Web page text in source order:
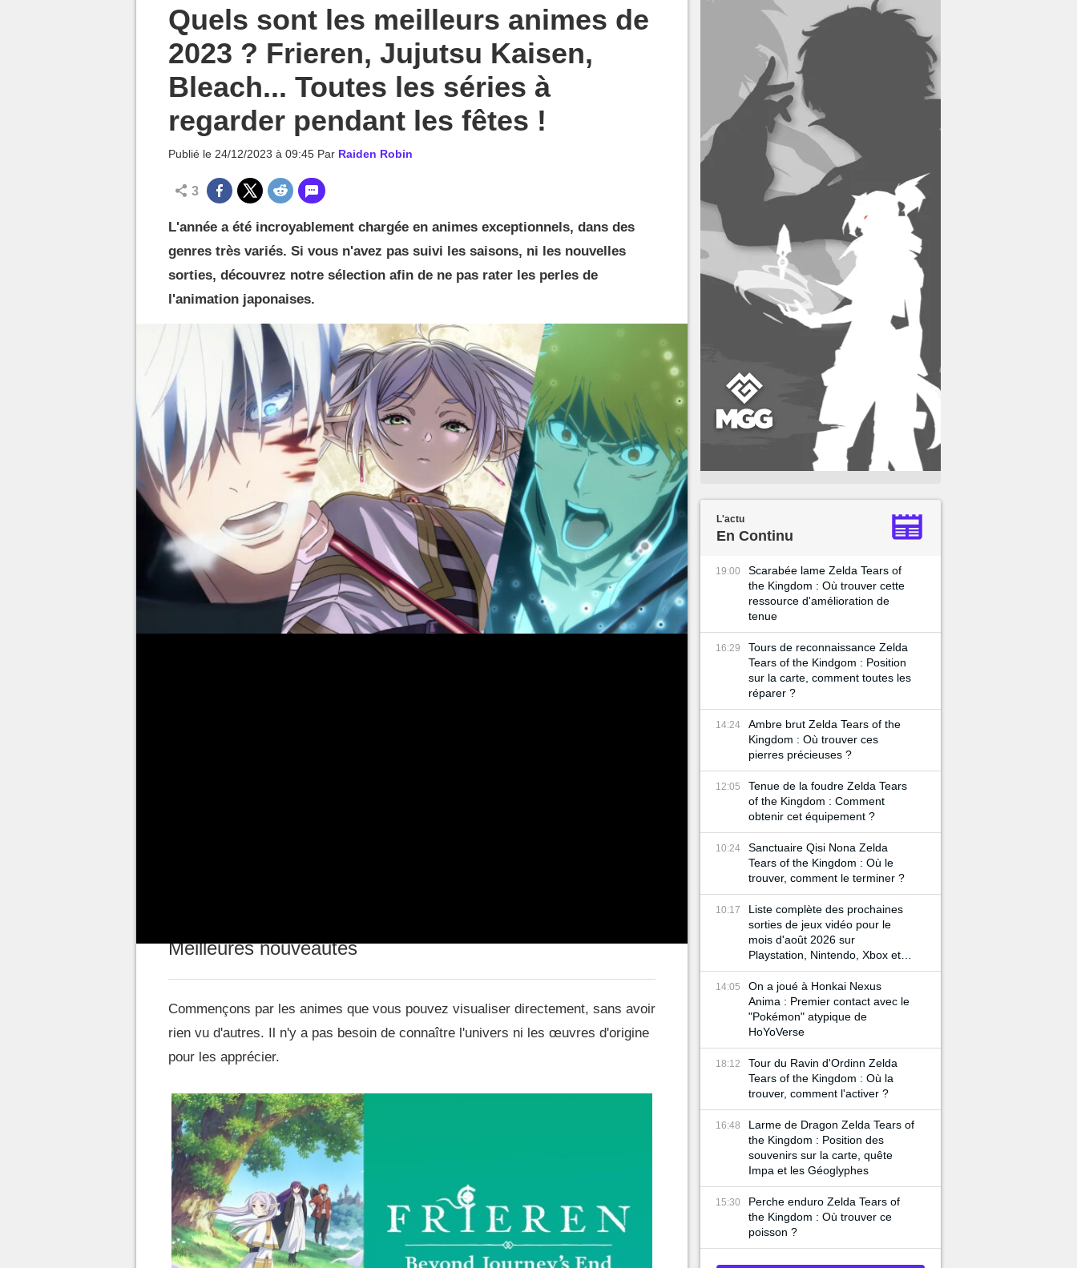
Quels sont les meilleurs animes de
2023 ? Frieren, Jujutsu Kaisen,
Bleach... Toutes les séries à
regarder pendant les fêtes !
Publié le 24/12/2023 à 09:45 Par Raiden Robin
3
L'année a été incroyablement chargée en animes exceptionnels, dans des
genres très variés. Si vous n'avez pas suivi les saisons, ni les nouvelles
sorties, découvrez notre sélection afin de ne pas rater les perles de
l'animation japonaises.
Meilleures nouveautés
Commençons par les animes que vous pouvez visualiser directement, sans avoir
rien vu d'autres. Il n'y a pas besoin de connaître l'univers ni les œuvres d'origine
pour les apprécier.
L'actu
En Continu
19:00
Scarabée lame Zelda Tears of
the Kingdom : Où trouver cette
ressource d'amélioration de
tenue
16:29
Tours de reconnaissance Zelda
Tears of the Kindgom : Position
sur la carte, comment toutes les
réparer ?
14:24
Ambre brut Zelda Tears of the
Kingdom : Où trouver ces
pierres précieuses ?
12:05
Tenue de la foudre Zelda Tears
of the Kingdom : Comment
obtenir cet équipement ?
10:24
Sanctuaire Qisi Nona Zelda
Tears of the Kingdom : Où le
trouver, comment le terminer ?
10:17
Liste complète des prochaines
sorties de jeux vidéo pour le
mois d'août 2026 sur
Playstation, Nintendo, Xbox et
PC
14:05
On a joué à Honkai Nexus
Anima : Premier contact avec le
"Pokémon" atypique de
HoYoVerse
18:12
Tour du Ravin d'Ordinn Zelda
Tears of the Kingdom : Où la
trouver, comment l'activer ?
16:48
Larme de Dragon Zelda Tears of
the Kingdom : Position des
souvenirs sur la carte, quête
Impa et les Géoglyphes
15:30
Perche enduro Zelda Tears of
the Kingdom : Où trouver ce
poisson ?